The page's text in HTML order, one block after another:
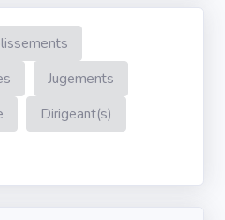
Jugements
Dirigeant(s)